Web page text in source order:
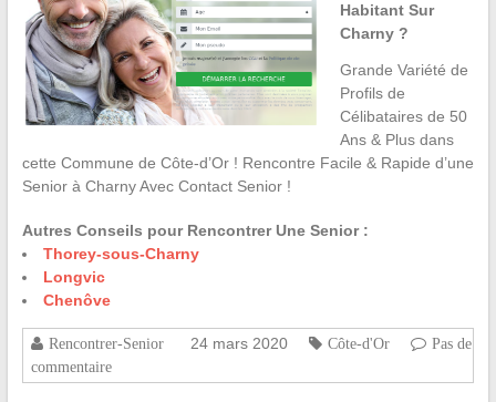
Habitant Sur
Charny ?
Grande Variété de
Profils de
Célibataires de 50
Ans & Plus dans
cette Commune de Côte-d’Or ! Rencontre Facile & Rapide d’une
Senior à Charny Avec Contact Senior !
Autres Conseils pour Rencontrer Une Senior :
Thorey-sous-Charny
Longvic
Chenôve
Rencontrer-Senior 24 mars 2020 Côte-d'Or
Pas de
commentaire